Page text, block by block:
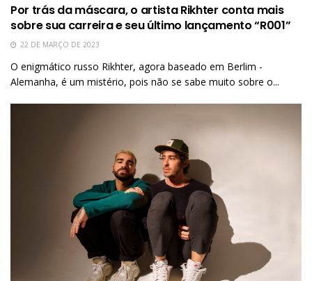
Por trás da máscara, o artista Rikhter conta mais
sobre sua carreira e seu último lançamento “R001”
22 DE MARÇO DE 2023
O enigmático russo Rikhter, agora baseado em Berlim -
Alemanha, é um mistério, pois não se sabe muito sobre o...